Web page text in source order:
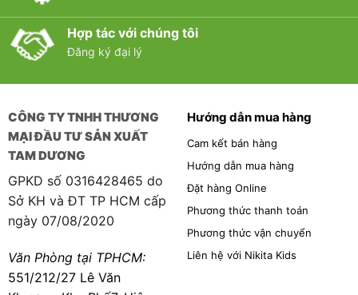
Hợp tác với chúng tôi
Đăng ký đại lý
CÔNG TY TNHH THƯƠNG
MẠI ĐẦU TƯ SẢN XUẤT
TAM DƯƠNG
GPKD số 0316428465 do
Sở KH và ĐT TP HCM cấp
ngày 07/08/2020
Văn Phòng tại TPHCM:
551/212/27 Lê Văn
Hướng dẫn mua hàng
Cam kết bán hàng
Hướng dẫn mua hàng
Đặt hàng Online
Phương thức thanh toán
Phương thức vận chuyển
Liên hệ với Nikita Kids